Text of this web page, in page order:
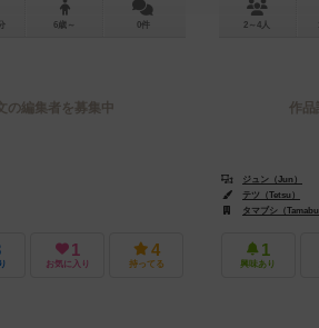
6歳～ 0件
の編集者を募集中
1
お気に入り
4
持ってる
2～4人
作品
ジュン（Jun）
テツ（Tetsu）
タマブシ（
1
興味あり